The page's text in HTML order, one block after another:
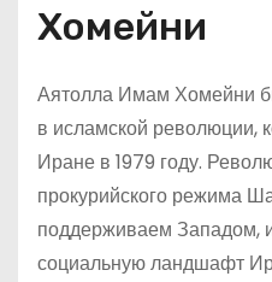
Хомейни
Аятолла Имам Хомейни
в исламской революции,
Иране в 1979 году.
прокурийского режима
поддерживаем Западом,
социальную ландшафт